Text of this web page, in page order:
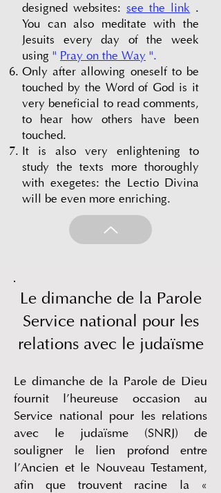
designed websites: see the link .
You can also meditate with the
Jesuits every day of the week
using " Pray on the Way ".
Only after allowing oneself to be
touched by the Word of God is it
very beneficial to read comments,
to hear how others have been
touched.
It is also very enlightening to
study the texts more thoroughly
with exegetes: the Lectio Divina
will be even more enriching.
Le dimanche de la Parole
Service national pour les
relations avec le judaïsme
Le dimanche de la Parole de Dieu
fournit l’heureuse occasion au
Service national pour les relations
avec le judaïsme (SNRJ) de
souligner le lien profond entre
l’Ancien et le Nouveau Testament,
afin que trouvent racine la «